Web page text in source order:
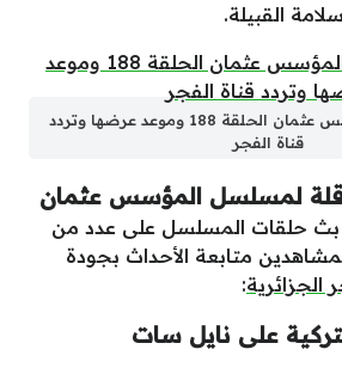
القبيلة.
اعلان مسلسل المؤسس عثمان الحلقة 188 وموعد عرضها وتردد
قناة الفجر
لمسلسل المؤسس عثمان
بث حلقات المسلسل على عدد من
متابعة الأحداث بجودة
الجزائرية: